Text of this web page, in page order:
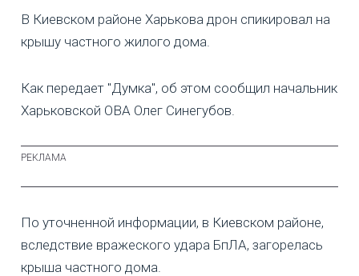
В Киевском районе Харькова дрон спикировал на
крышу частного жилого дома.
Как передает "Думка", об этом сообщил начальник
Харьковской ОВА Олег Синегубов.
По уточненной информации, в Киевском районе,
вследствие вражеского удара БпЛА, загорелась
крыша частного дома.